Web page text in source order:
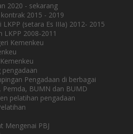
2020 - sekarang
2015 - 2019
LKPP (setara Es IIIa) 2012- 2015
LKPP 2008-2011
Kemenkeu
pengadaan
Pengadaan di berbagai
Pemda, BUMN dan BUMD
pelatihan pengadaan
Mengenai PBJ